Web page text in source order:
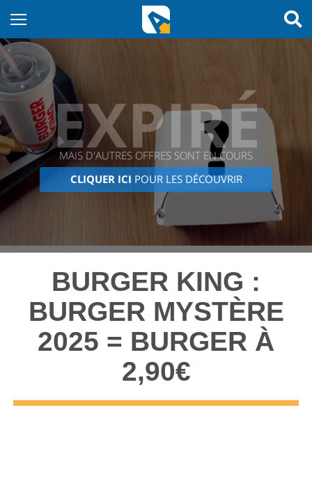
EXPIRÉ
MAIS D'AUTRES OFFRES SONT EN COURS
CLIQUER ICI POUR LES DÉCOUVRIR
BURGER KING :
BURGER MYSTÈRE
2025 = BURGER À
2,90€